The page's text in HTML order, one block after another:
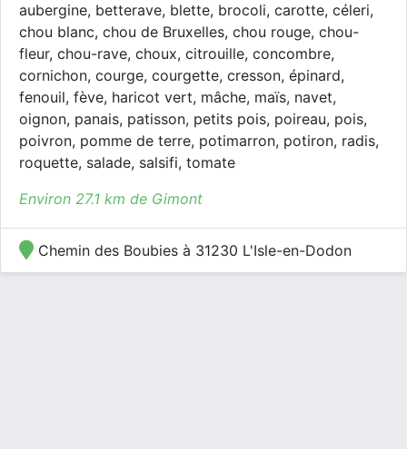
aubergine, betterave, blette, brocoli, carotte, céleri,
chou blanc, chou de Bruxelles, chou rouge, chou-
fleur, chou-rave, choux, citrouille, concombre,
cornichon, courge, courgette, cresson, épinard,
fenouil, fève, haricot vert, mâche, maïs, navet,
oignon, panais, patisson, petits pois, poireau, pois,
poivron, pomme de terre, potimarron, potiron, radis,
roquette, salade, salsifi, tomate
Environ 27.1 km de Gimont
Chemin des Boubies à 31230 L'Isle-en-Dodon